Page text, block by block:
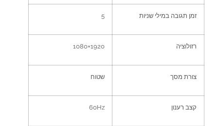
זמן תגובה במילי שניות 5
רזולוציה 1920×1080
צורת מסך שטוח
קצב רענון 60Hz